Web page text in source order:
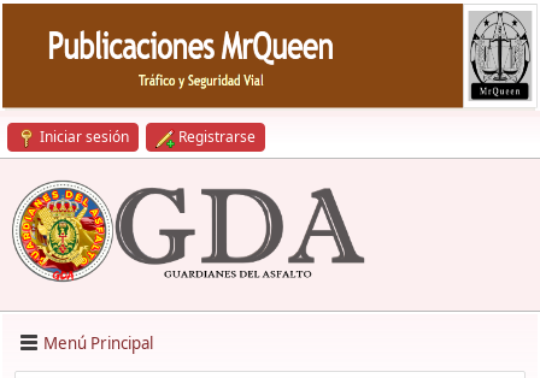
Iniciar sesión Registrarse
Menú Principal